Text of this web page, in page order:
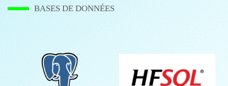
BASES DE DONNÉES